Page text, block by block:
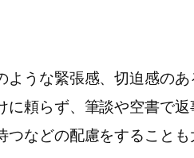
うな緊張感、切迫感の
頼らず、筆談や空書で
などの配慮をすることも